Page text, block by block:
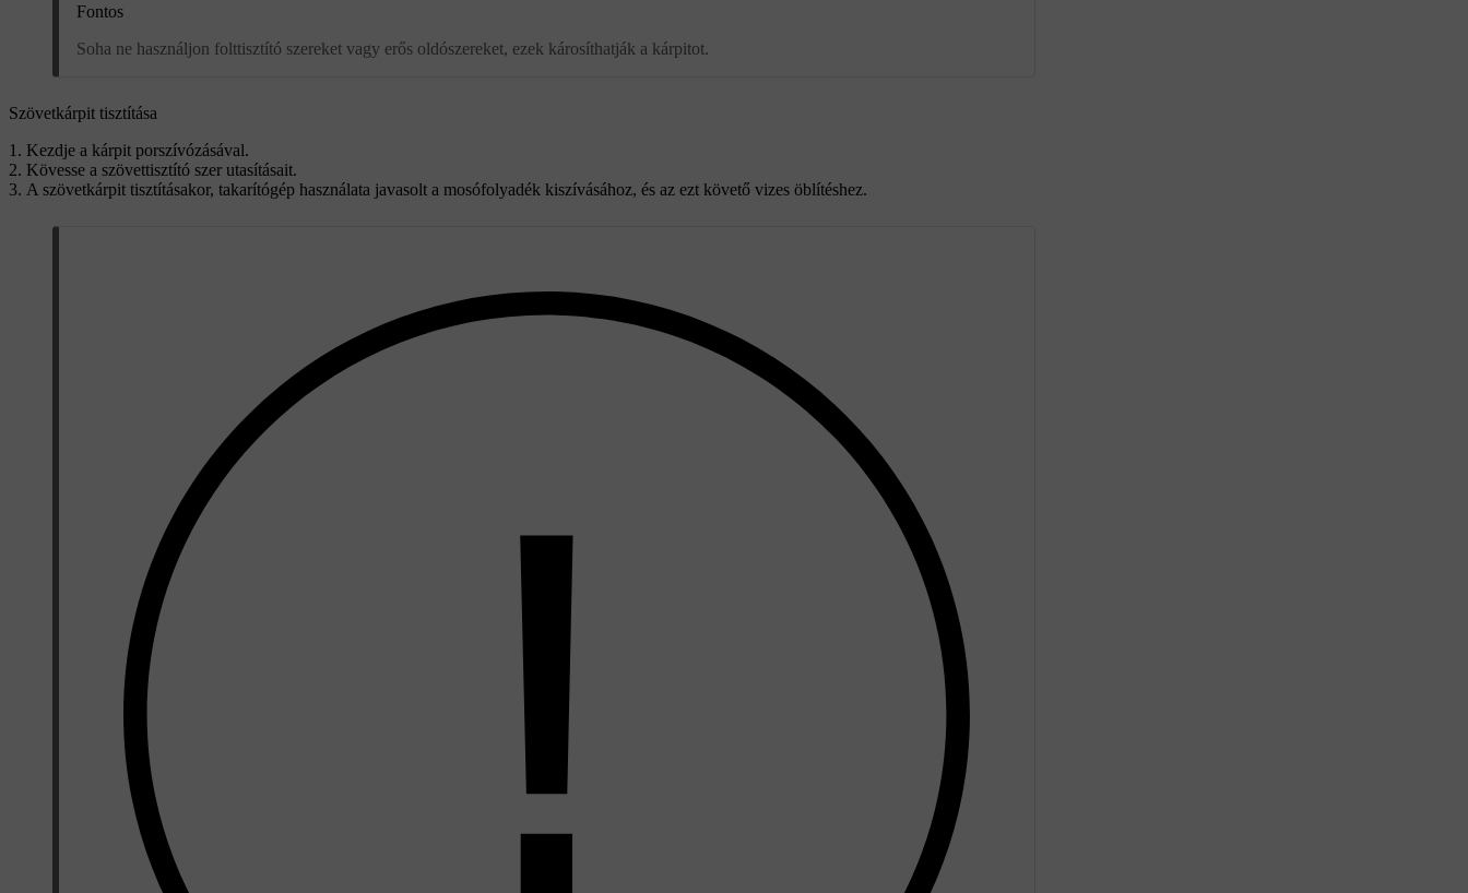
Fontos
Soha ne használjon folttisztító szereket vagy erős oldószereket, ezek károsíthatják a kárpitot.
Szövetkárpit tisztítása
Kezdje a kárpit porszívózásával.
Kövesse a szövettisztító szer utasításait.
A szövetkárpit tisztításakor, takarítógép használata javasolt a mosófolyadék kiszívásához, és az ezt követő vizes öblítéshez.